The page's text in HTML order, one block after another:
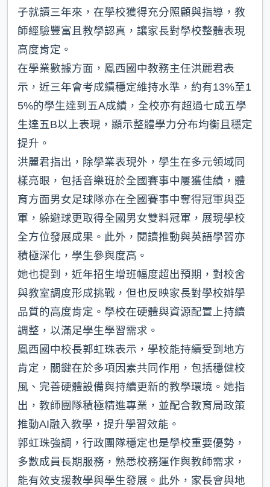
子就讀三年來，在學校獲得充分照顧與指導，教
師經驗豐富且教學認真，讓家長對學校整體表現
高度肯定。
在學業數據方面，鳳西國中教務主任洪麗君表
示，近三年會考成績穩定維持水準，約有13%至1
5%的學生達到五A成績，全校亦有超過七成五學
生達五B以上表現，顯示整體學力分布均衡且穩定
提升。
洪麗君指出，除學業表現外，學生在多元領域同
樣亮眼，包括音樂班於全國賽事中屢獲佳績，體
育方面男女足球隊亦在全國賽事中奪得冠軍與亞
軍，躲避球更取得全國男女雙料冠軍，展現學校
全方位發展成果。此外，閱讀推動與英語學習亦
積極深化，學生參與度高。
她也提到，近年招生增班幅度超出預期，對校舍
與教室調度形成挑戰，但也反映家長對學校辦學
品質的高度肯定。學校在硬體與資源配置上持續
調整，以滿足學生學習需求。
鳳西國中校長郭虹珠表示，學校能持續受到地方
肯定，關鍵在於多項因素共同作用，包括穩健校
風、完善硬體設備與持續更新的教學環境。她指
出，教師團隊積極精進專業，並配合教育局政策
推動AI融入教學，提升學習效能。
郭虹珠強調，行政團隊穩定也是學校重要優勢，
多數成員長期服務，熟悉校務運作與教師需求，
能有效支援教學與學生發展。此外，家長會與地